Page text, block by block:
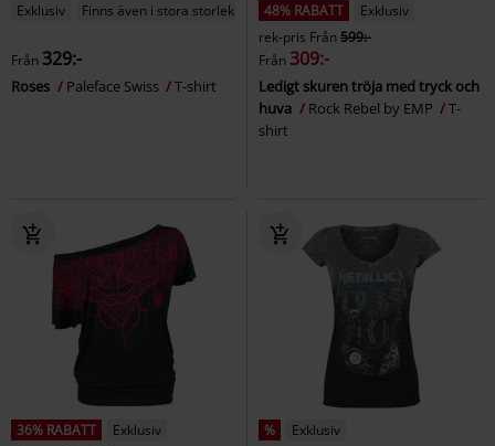
Exklusiv Finns även i stora storlekar
Från 329:-
Roses Paleface Swiss T-shirt
48% RABATT
Exklusiv
rek-pris Från599:-
Från 309:-
Ledigt skuren tröja med tryck och
huva
Rock Rebel by EMP
T-
shirt
36% RABATT
Exklusiv
% Exklusiv